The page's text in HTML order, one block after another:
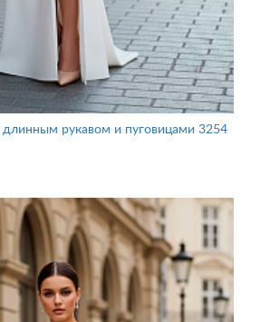
длинным рукавом и пуговицами 3254